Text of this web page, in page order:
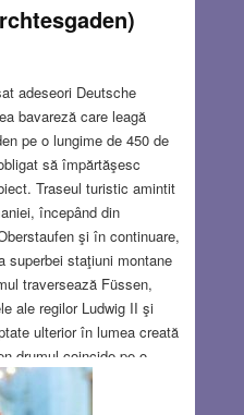
adeseori Deutsche
bavareză care leagă
pe o lungime de 450 de
să împărtăşesc
Traseul turistic amintit
începând din
şi în continuare,
superbei staţiuni montane
traversează Füssen,
ale regilor Ludwig II şi
ulterior în lumea creată
drumul coincide pe o
Strasse, după care,
la celebra staţiune de